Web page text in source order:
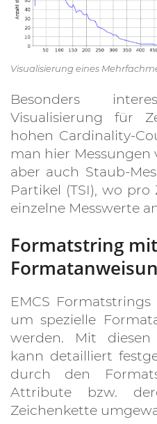
Visualisierung eines
Besonders
Visualisierung für
hohen Cardinality-
man hier Messungen
aber auch Staub-
Partikel (TSI), wo
einzelne Messwerte
Formatstring mit
EMCS
um spezielle
werden. Mit diesen
kann detailliert
durch den
Attribute bzw.
Zeichenkette